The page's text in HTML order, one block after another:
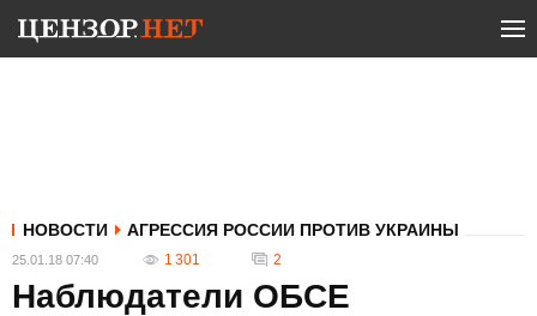
НОВОСТИ АГРЕССИЯ РОССИИ ПРОТИВ УКРАИНЫ
25.01.18 07:40 1 301 2
Наблюдатели ОБСЕ